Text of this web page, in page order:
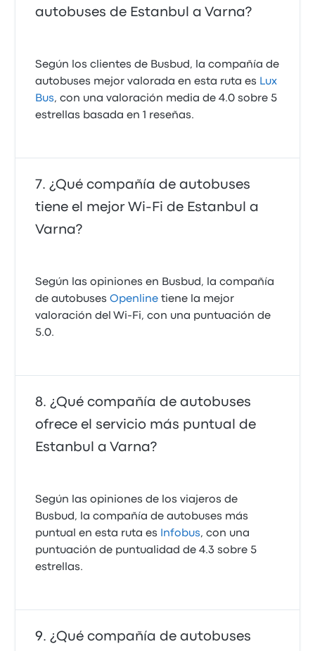
autobuses de Estanbul a Varna?
Según los clientes de Busbud, la compañía de
autobuses mejor valorada en esta ruta es Lux
Bus, con una valoración media de 4.0 sobre 5
estrellas basada en 1 reseñas.
¿Qué compañía de autobuses
tiene el mejor Wi-Fi de Estanbul a
Varna?
Según las opiniones en Busbud, la compañía
de autobusesOpenline tiene la mejor
valoración del Wi-Fi, con una puntuación de
5.0.
¿Qué compañía de autobuses
ofrece el servicio más puntual de
Estanbul a Varna?
Según las opiniones de los viajeros de
Busbud, la compañía de autobuses más
puntual en esta ruta es
Infobus, con una
puntuación de puntualidad de 4.3 sobre 5
estrellas.
¿Qué compañía de autobuses